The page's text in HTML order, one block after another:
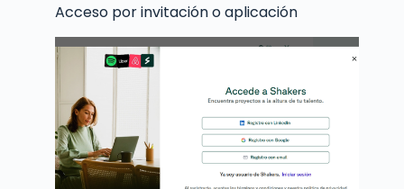
Acceso por invitación o aplicación